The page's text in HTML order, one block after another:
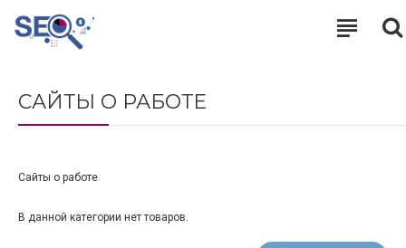
САЙТЫ О РАБОТЕ
Сайты о работе
В данной категории нет товаров.